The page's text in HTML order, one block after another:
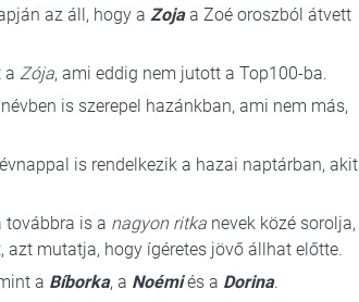
az áll, hogy a Zojaa Zoé oroszból átvett
a Zója, ami eddig nem jutott a Top100-ba.
is szerepel hazánkban, ami nem más,
is rendelkezik a hazai naptárban, akit
továbbra is a nagyon ritka nevek közé sorolja,
, azt mutatja, hogy ígéretes jövő állhat előtte.
a Bíborka, a Noémiés a Dorina.